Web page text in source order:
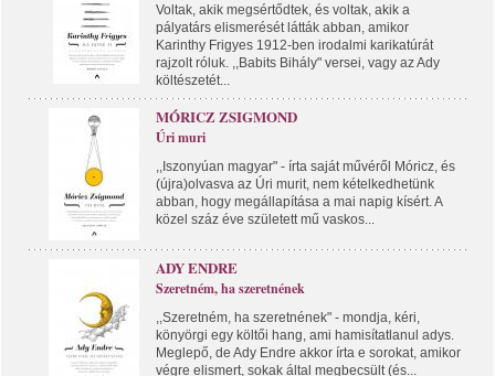
Voltak, akik megsértődtek, és voltak, akik a
pályatárs elismerését látták abban, amikor
Karinthy Frigyes 1912-ben irodalmi karikatúrát
rajzolt róluk. ,,Babits Bihály" versei, vagy az Ady
költészetét...
MÓRICZ ZSIGMOND
Úri muri
,,Iszonyúan magyar" - írta saját művéről Móricz, és
(újra)olvasva az Úri murit, nem kételkedhetünk
abban, hogy megállapítása a mai napig kísért. A
közel száz éve született mű vaskos...
ADY ENDRE
Szeretném, ha szeretnének
,,Szeretném, ha szeretnének" - mondja, kéri,
könyörgi egy költői hang, ami hamisítatlanul adys.
Meglepő, de Ady Endre akkor írta e sorokat, amikor
végre elismert, sokak által megbecsült (és...